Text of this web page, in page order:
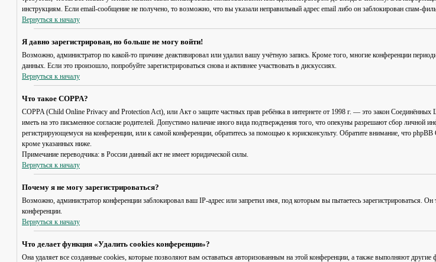
инструкциям. Если email-сообщение не получено, то возможно, что вы указали неправильный адрес email либо он заблокирован спам-
Вернуться к началу
Я давно зарегистрирован, но больше не могу войти!
Возможно, администратор по какой-то причине деактивировал или удалил вашу учётную запись. Кроме того, многие конференции
данных. Если это произошло, попробуйте зарегистрироваться снова и активнее участвовать в дискуссиях.
Вернуться к началу
Что такое COPPA?
COPPA (Child Online Privacy and Protection Act), или Акт о защите частных прав ребёнка в интернете от 1998 г. — это закон
иметь на это письменное согласие родителей. Допустимо наличие иного вида подтверждения того, что опекуны разрешают сбор
регистрирующемуся на конференции, или к самой конференции, обратитесь за помощью к юрисконсульту. Обратите внимание, что
кроме указанных ниже.
Примечание переводчика: в России данный акт не имеет юридической силы.
Вернуться к началу
Почему я не могу зарегистрироваться?
Возможно, администратор конференции заблокировал ваш IP-адрес или запретил имя, под которым вы пытаетесь зарегистрироваться.
конференции.
Вернуться к началу
Что делает функция «Удалить cookies конференции»?
Она удаляет все созданные cookies, которые позволяют вам оставаться авторизованным на этой конференции, а также выполняют